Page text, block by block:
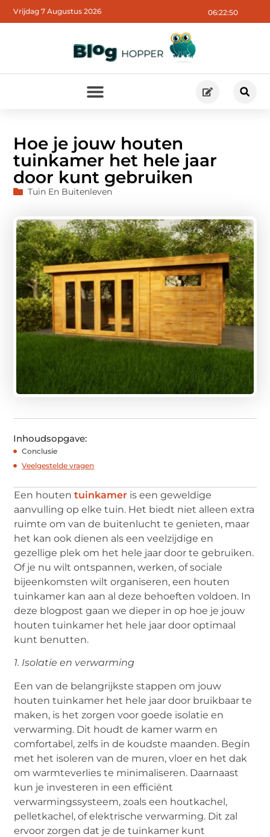
06:22:51
Vrijdag 7 Augustus 2026
Hoe je jouw houten
tuinkamer het hele jaar
door kunt gebruiken
Tuin En Buitenleven
Inhoudsopgave:
Conclusie
Veelgestelde vragen
Een houtentuinkamer is een geweldige
aanvulling op elke tuin. Het biedt niet alleen extra
ruimte om van de buitenlucht te genieten, maar
het kan ook dienen als een veelzijdige en
gezellige plek om het hele jaar door te gebruiken.
Of je nu wilt ontspannen, werken, of sociale
bijeenkomsten wilt organiseren, een houten
tuinkamer kan aan al deze behoeften voldoen. In
deze blogpost gaan we dieper in op hoe je jouw
houten tuinkamer het hele jaar door optimaal
kunt benutten.
1. Isolatie en verwarming
Een van de belangrijkste stappen om jouw
houten tuinkamer het hele jaar door bruikbaar te
maken, is het zorgen voor goede isolatie en
verwarming. Dit houdt de kamer warm en
comfortabel, zelfs in de koudste maanden. Begin
met het isoleren van de muren, vloer en het dak
om warmteverlies te minimaliseren. Daarnaast
kun je investeren in een efficiënt
verwarmingssysteem, zoals een houtkachel,
pelletkachel, of elektrische verwarming. Dit zal
ervoor zorgen dat je de tuinkamer kunt